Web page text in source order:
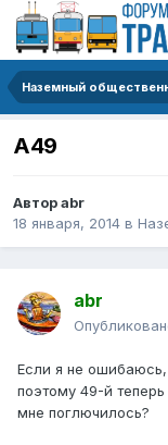
Наземный
А49
Авторabr
18 января, 2014 в
abr
Если я не
поэтому 49-й
мне поглючилось?